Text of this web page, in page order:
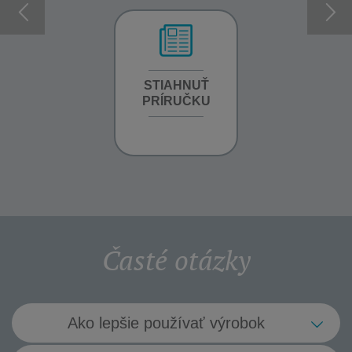
STIAHNUŤ
PRÍRUČKU
Časté otázky
Ako lepšie používať výrobok